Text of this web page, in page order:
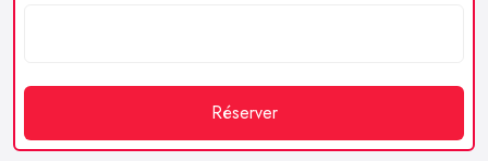
Réserver